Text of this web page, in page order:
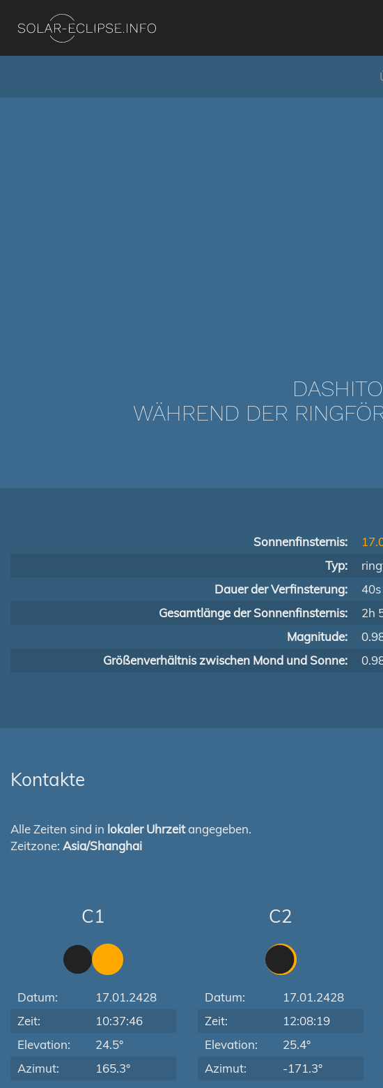
WÄHREND DER
Sonnenfinsternis:
Typ:
Dauer der Verfinsterung:
40s
Gesamtlänge der Sonnenfinsternis:
2h
Magnitude:
Größenverhältnis zwischen Mond und Sonne:
Kontakte
Alle Zeiten sind in lokaler Uhrzeitangegeben.
Zeitzone: Asia/Shanghai
C1
Datum:
17.01.2428
Zeit:
10:37:46
Elevation:
24.5°
Azimut:
165.3°
C2
Datum:
17.01.2428
Zeit:
12:08:19
Elevation:
25.4°
Azimut:
-171.3°